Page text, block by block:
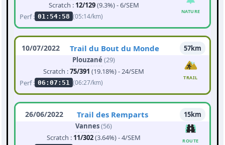
Scratch : 12/129(9.3%) - 6/SEM
Perf : 01:54:58 (05:14/km)
NATURE
10/07/2022 Trail du Bout du Monde
57km
Plouzané (29)
Scratch :75/391 (19.18%) - 24/SEM
Perf : 06:07:51 (06:27/km)
TRAIL
26/06/2022 Trail des Remparts
15km
Vannes(56)
Scratch : 11/302(3.64%) - 4/SEM
ROUTE